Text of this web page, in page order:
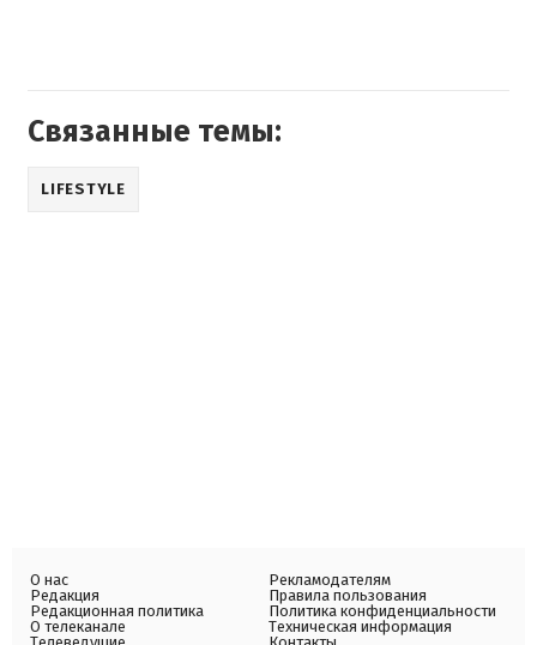
Связанные темы:
LIFESTYLE
О нас
Редакция
Редакционная политика
О телеканале
Рекламодателям
Правила пользования
Политика конфиденциальности
Техническая информация